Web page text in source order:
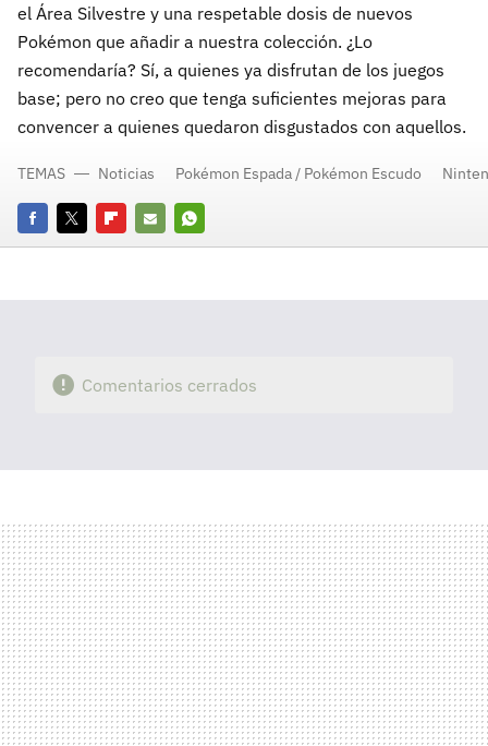
el Área Silvestre y una respetable dosis de nuevos
Pokémon que añadir a nuestra colección. ¿Lo
recomendaría? Sí, a quienes ya disfrutan de los juegos
base; pero no creo que tenga suficientes mejoras para
convencer a quienes quedaron disgustados con aquellos.
FacebookTwitterFlipboard
E-
Whatsapp
TEMAS Noticias Pokémon Espada / Pokémon Escudo
Comentarios cerrados